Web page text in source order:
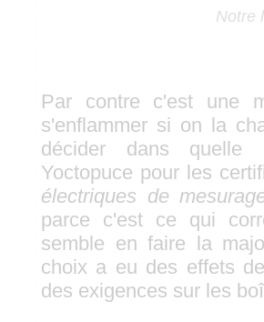
Notre
Par contre c'est une
s'enflammer si on la
décider dans quelle
Yoctopuce pour les
électriques de
parce c'est ce qui
semble en faire la
choix a eu des effets
des exigences sur les